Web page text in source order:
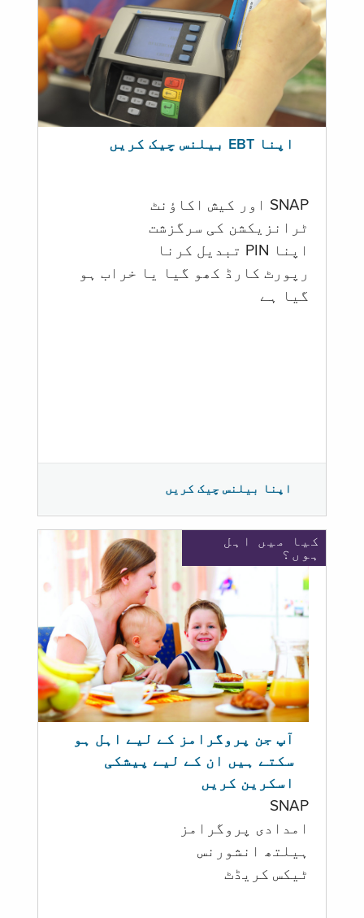
اپنا EBT بیلنس چیک کریں
SNAP اور کیش اکاؤنٹ
ٹرانزیکشن کی سرگزشت
اپنا PIN تبدیل کرنا
رپورٹ کارڈ کھو گیا یا خراب ہو
گيا ہے
اپنا بیلنس چیک کریں
کیا میں اہل
ہوں؟
آپ جن پروگرامز کے لیے اہل ہو
سکتے ہیں ان کے لیے پیشکی
اسکرین کریں
SNAP
امدادی پروگرامز
‏ہیلتھ انشورنس
ٹیکس کریڈٹ